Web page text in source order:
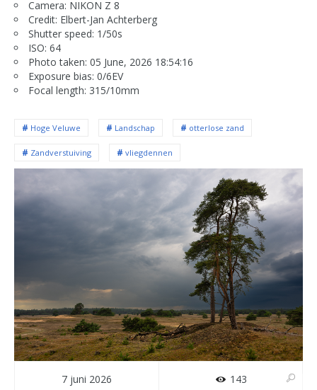
Camera: NIKON Z 8
Credit: Elbert-Jan Achterberg
Shutter speed: 1/50s
ISO: 64
Photo taken: 05 June, 2026 18:54:16
Exposure bias: 0/6EV
Focal length: 315/10mm
Hoge Veluwe Landschap otterlose zand
Zandverstuiving vliegdennen
7 juni 2026 143